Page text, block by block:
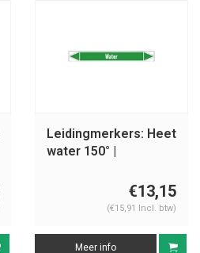
Leidingmerkers: Heet
water 150° |
€13,15
(€15,91 Incl. btw)
Meer info